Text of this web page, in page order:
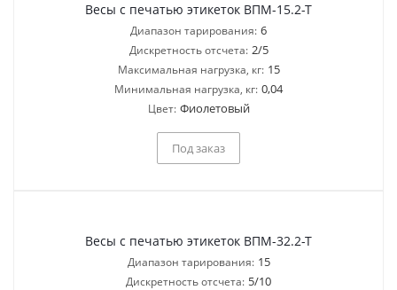
Весы с печатью этикеток ВПМ-15.2-Т
Диапазон тарирования: 6
Дискретность отсчета: 2/5
Максимальная нагрузка, кг: 15
Минимальная нагрузка, кг: 0,04
Цвет: Фиолетовый
Под заказ
Весы с печатью этикеток ВПМ-32.2-Т
Диапазон тарирования: 15
Дискретность отсчета: 5/10